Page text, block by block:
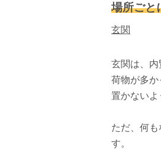
場所ごと
玄関
玄関は、内
荷物が多
置かないよ
ただ、何
す。